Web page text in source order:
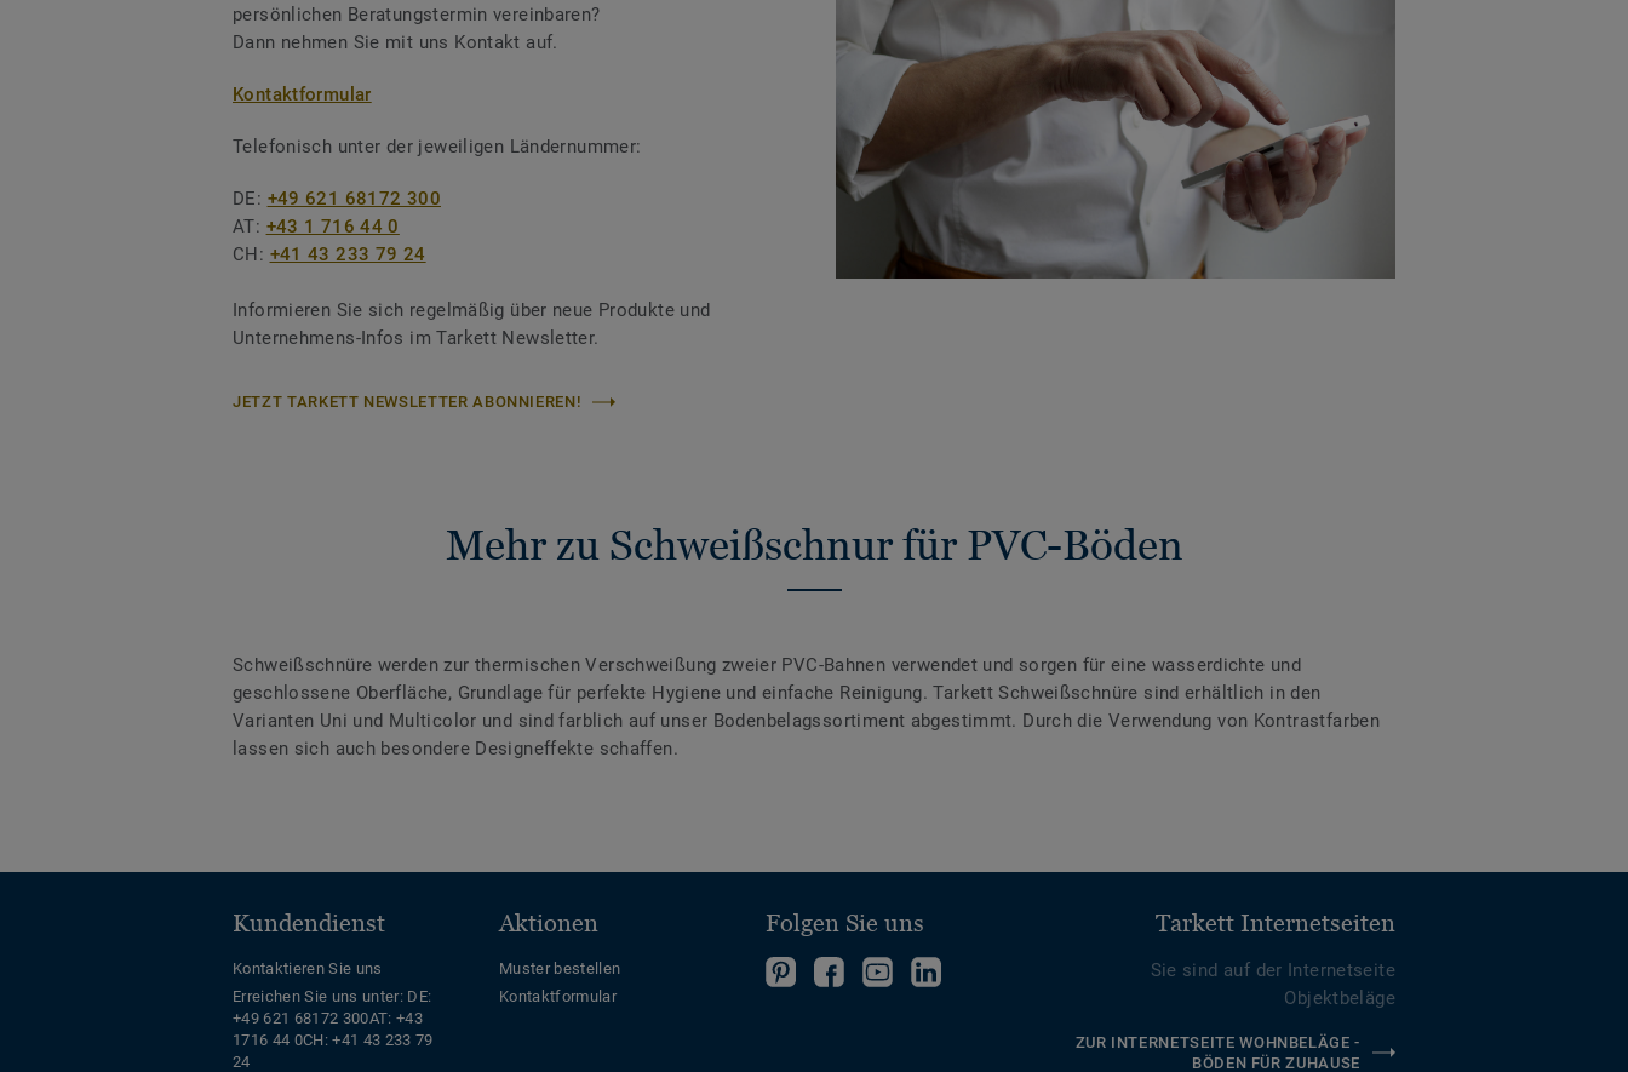
persönlichen Beratungstermin vereinbaren?
Dann nehmen Sie mit uns Kontakt auf.
Kontaktformular
Telefonisch unter der jeweiligen Ländernummer:
DE: +49 621 68172 300
AT: +43 1 716 44 0
CH: +41 43 233 79 24
Informieren Sie sich regelmäßig über neue Produkte und
Unternehmens-Infos im Tarkett Newsletter.
JETZT TARKETT NEWSLETTER ABONNIEREN!
Mehr zu Schweißschnur für PVC-Böden
Schweißschnüre werden zur thermischen Verschweißung zweier PVC-Bahnen verwendet und sorgen für eine wasserdichte und
geschlossene Oberfläche, Grundlage für perfekte Hygiene und einfache Reinigung. Tarkett Schweißschnüre sind erhältlich in den
Varianten Uni und Multicolor und sind farblich auf unser Bodenbelagssortiment abgestimmt. Durch die Verwendung von Kontrastfarben
lassen sich auch besondere Designeffekte schaffen.
Kundendienst
Kontaktieren Sie uns
Erreichen Sie uns unter: DE:
+49 621 68172 300AT: +43
1716 44 0CH: +41 43 233 79
24
Aktionen
Muster bestellen
Kontaktformular
Folgen Sie uns
FolgenFolgenFolgeFolgen
Tarkett Internetseiten
Sie sind auf der Internetseite
Objektbeläge
ZUR INTERNETSEITE WOHNBELÄGE -
BÖDEN FÜR ZUHAUSE